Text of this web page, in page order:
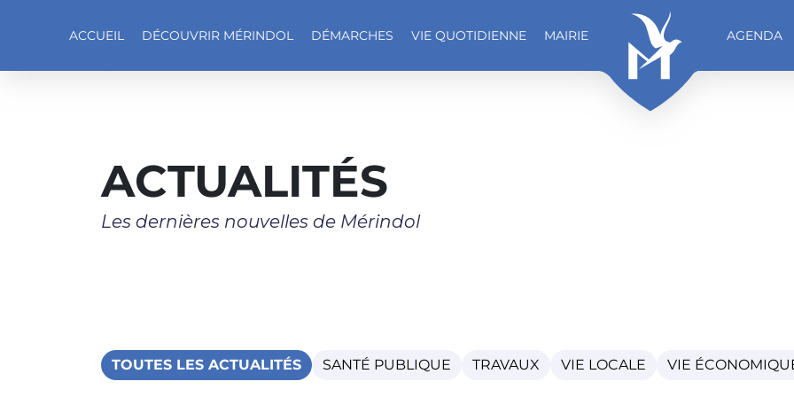
ACCUEIL DÉCOUVRIR MÉRINDOL DÉMARCHES VIE QUOTIDIENNE MAIRIE AGENDA
ACTUALITÉS
Les dernières nouvelles de Mérindol
TOUTES LES ACTUALITÉS SANTÉ PUBLIQUE TRAVAUX VIE LOCALE VIE